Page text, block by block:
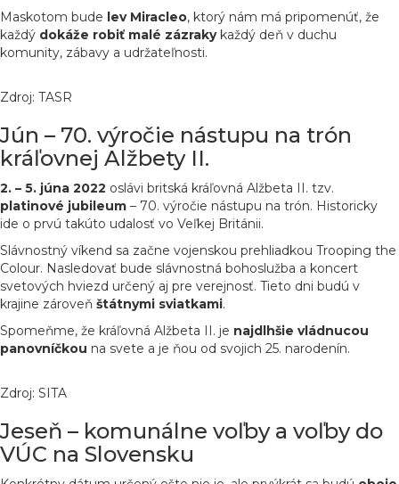
Maskotom bude lev Miracleo, ktorý nám má pripomenúť, že
každý dokáže robiť malé zázrakykaždý deň v duchu
komunity, zábavy a udržateľnosti.
Zdroj: TASR
Jún – 70. výročie nástupu na trón
kráľovnej Alžbety II.
2. – 5. júna 2022 oslávi britská kráľovná Alžbeta II. tzv.
platinové jubileum – 70. výročie nástupu na trón. Historicky
ide o prvú takúto udalosť vo Veľkej Británii.
Slávnostný víkend sa začne vojenskou prehliadkou Trooping the
Colour. Nasledovať bude slávnostná bohoslužba a koncert
svetových hviezd určený aj pre verejnosť. Tieto dni budú v
krajine zároveň štátnymi sviatkami.
Spomeňme, že kráľovná Alžbeta II. je najdlhšie vládnucou
panovníčkou na svete a je ňou od svojich 25. narodenín.
Zdroj: SITA
Jeseň – komunálne voľby a voľby do
VÚC na Slovensku